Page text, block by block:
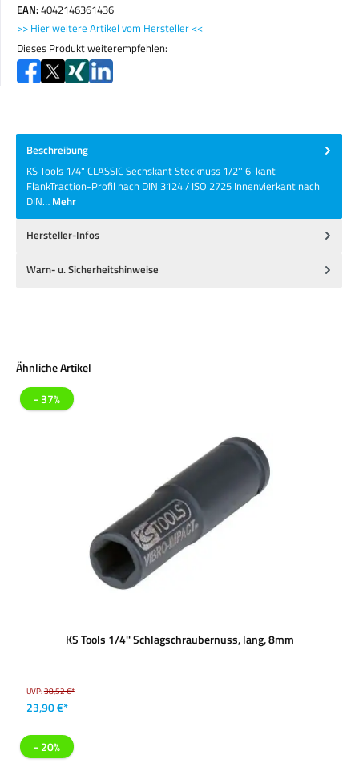
EAN:4042146361436
>> Hier weitere Artikel vom Hersteller <<
Dieses Produkt weiterempfehlen:
Beschreibung
KS Tools 1/4" CLASSIC Sechskant Stecknuss 1/2'' 6-kant
FlankTraction-Profil nach DIN 3124 / ISO 2725 Innenvierkant nach
DIN… Mehr
Hersteller-Infos
Warn- u. Sicherheitshinweise
Produktgalerie überspringen
Ähnliche Artikel
- 37%
KS Tools 1/4'' Schlagschraubernuss, lang, 8mm
UVP:38,52 €*
23,90 €*
- 20%